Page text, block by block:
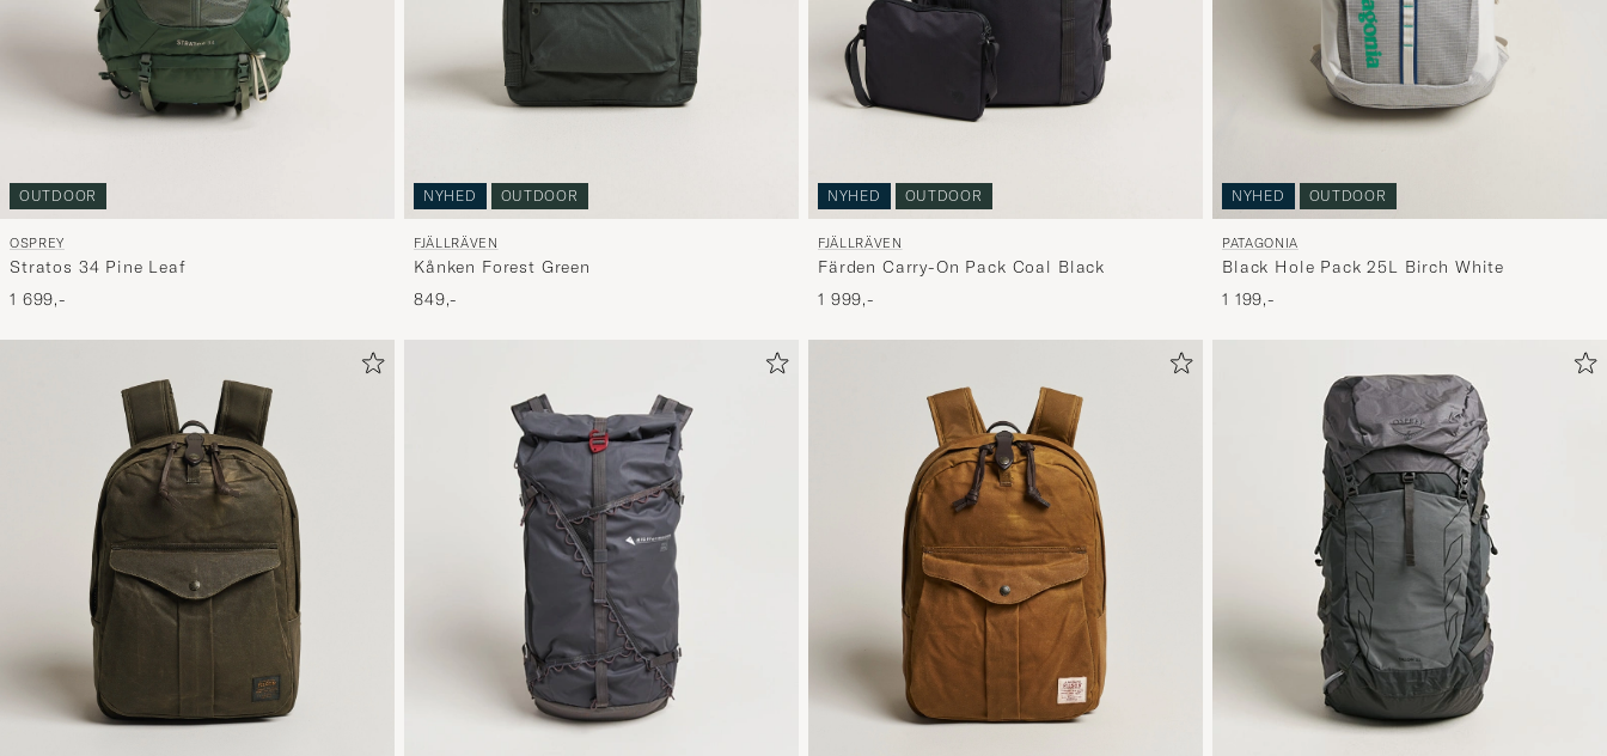
OUTDOOR
OSPREY
Stratos 34 Pine Leaf
1 699,-
NYHED OUTDOOR
FJÄLLRÄVEN
Kånken Forest Green
849,-
NYHED OUTDOOR
FJÄLLRÄVEN
Färden Carry-On Pack Coal Black
1 999,-
NYHED OUTDOOR
PATAGONIA
Black Hole Pack 25L Birch White
1 199,-